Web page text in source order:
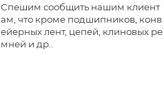
Спешим сообщить нашим клиент
ам, что кроме подшипников, конв
ейерных лент, цепей, клиновых ре
мней и др..